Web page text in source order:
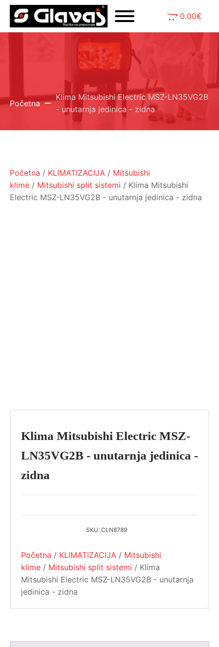
0.00€
Početna
Klima Mitsubishi Electric MSZ-LN35VG2B
- unutarnja jedinica - zidna
Početna / KLIMATIZACIJA / Mitsubishi
klime / Mitsubishi split sistemi / Klima Mitsubishi
Electric MSZ-LN35VG2B - unutarnja jedinica - zidna
Klima Mitsubishi Electric MSZ-
LN35VG2B - unutarnja jedinica -
zidna
SKU: CLN8789
Početna / KLIMATIZACIJA / Mitsubishi
klime / Mitsubishi split sistemi / Klima
Mitsubishi Electric MSZ-LN35VG2B - unutarnja
jedinica - zidna